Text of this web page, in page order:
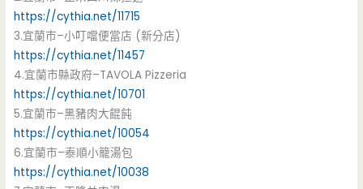
https://cythia.net/11715
3.宜蘭市–小叮噹便當店 (新分店)
https://cythia.net/11457
4.宜蘭市縣政府–TAVOLA Pizzeria
https://cythia.net/10701
5.宜蘭市–黑豬肉大餛飩
https://cythia.net/10054
6.宜蘭市–泰順小籠湯包
https://cythia.net/10038